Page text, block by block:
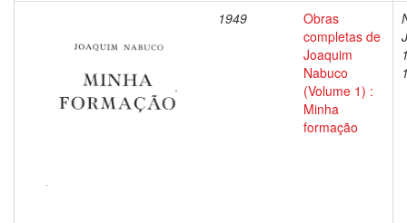
1949
Obras
completas de
Joaquim
Nabuco
(Volume 1) :
Minha
formação